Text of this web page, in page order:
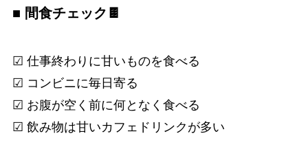
■ 間食チェック🍫
☑ 仕事終わりに甘いものを食べる
☑ コンビニに毎日寄る
☑ お腹が空く前に何となく食べる
☑ 飲み物は甘いカフェドリンクが多い